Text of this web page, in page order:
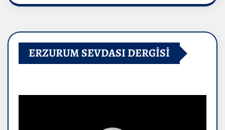
ERZURUM SEVDASI DERGİSİ